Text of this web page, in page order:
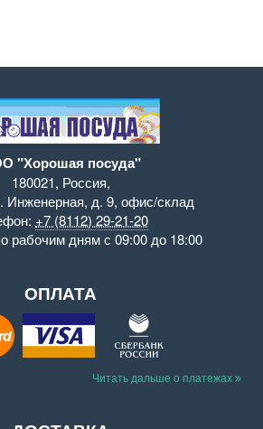
"Хорошая посуда"
180021, Россия,
Инженерная, д. 9, офис/склад
+7 (8112) 29-21-20
рабочим дням с 09:00 до 18:00
ОПЛАТА
Читать дальше о платежах